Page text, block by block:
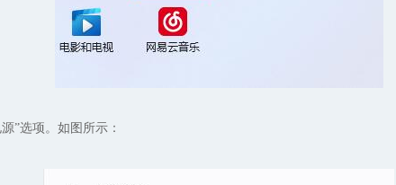
选项。如图所示：